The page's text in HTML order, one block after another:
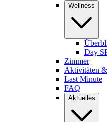
Wellness
Day
Zimmer
Aktivitäten
Last Minute
FAQ
Aktuelles